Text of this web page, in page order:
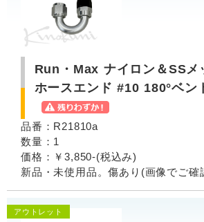
Run・Max ナイロン＆SSメ
ホースエンド #10 180°ベン
品番：R21810a
数量：1
価格：￥3,850-(税込み)
新品・未使用品。傷あり(画像でご確
アウトレット